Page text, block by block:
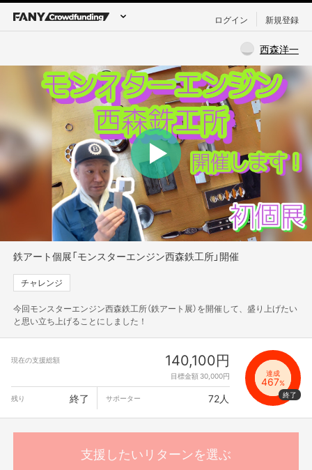
ログイン 新規登録
西森洋一
鉄アート個展「モンスターエンジン西森鉄工所」開催
チャレンジ
今回モンスターエンジン西森鉄工所（鉄アート展）を開催して、盛り上げたい
と思い立ち上げることにしました！
現在の支援総額 140,100円
目標金額 30,000円 達成
467%
残り
終了 サポーター 72人
支援したいリターンを選ぶ